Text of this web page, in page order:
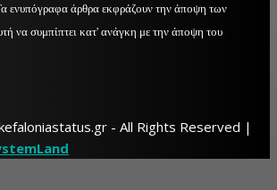
ενυπόγραφα άρθρα εκφράζουν την άποψη των
να συμπίπτει κατ' ανάγκη με την άποψη του
- All Rights Reserved |